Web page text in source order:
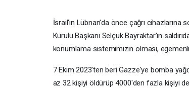
İsrail'in Lübnan'da önce çağrı cihazlarına
Kurulu Başkanı Selçuk Bayraktar'ın
konumlama sistemimizin olması,
7 Ekim 2023'ten beri Gazze'ye bomba
az 32 kişiyi öldürüp 4000'den fazla kişiyi de